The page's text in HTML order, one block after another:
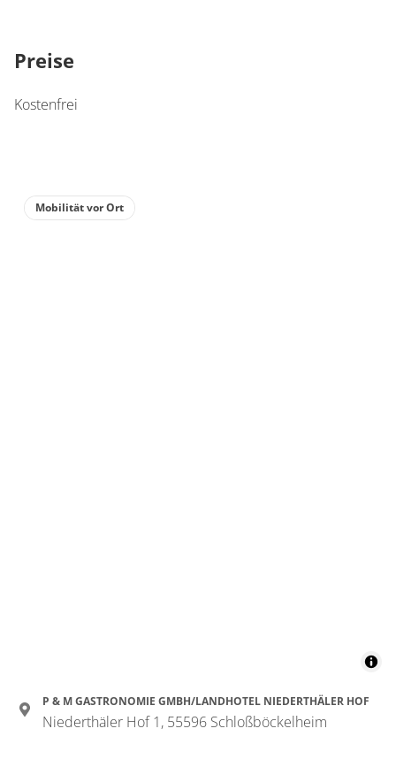
Preise
Kostenfrei
Mobilität vor Ort
P & M GASTRONOMIE GMBH/LANDHOTEL NIEDERTHÄLER HOF
Niederthäler Hof 1, 55596 Schloßböckelheim